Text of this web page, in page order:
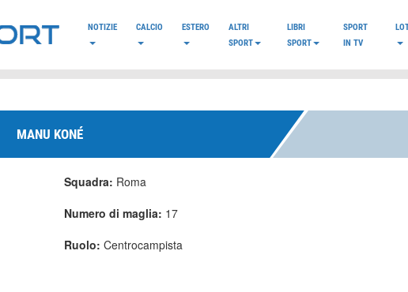
NOTIZIE CALCIO ESTERO
ALTRI
SPORT
LIBRI
SPORT
SPORT
IN TV
MANU KONÉ
Squadra: Roma
Numero di maglia: 17
Ruolo: Centrocampista